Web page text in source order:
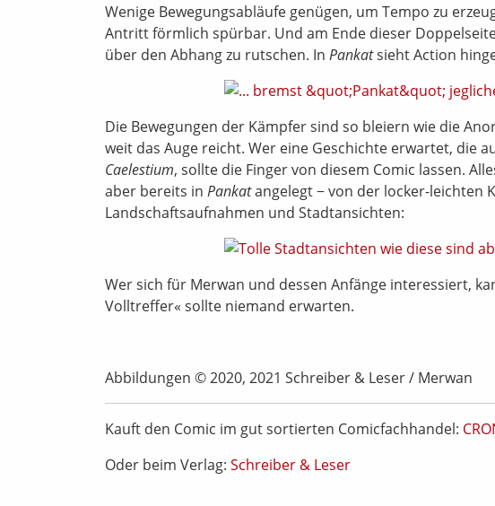
Wenige Bewegungsabläufe genügen, um Tempo zu
Antritt förmlich spürbar. Und am Ende dieser
über den Abhang zu rutschen. In Pankatsieht Action
Die Bewegungen der Kämpfer sind so bleiern wie die
weit das Auge reicht. Wer eine Geschichte erwartet, die
Caelestium, sollte die Finger von diesem Comic lassen.
aber bereits in Pankatangelegt − von der locker-leichten
Landschaftsaufnahmen und Stadtansichten:
Wer sich für Merwan und dessen Anfänge interessiert,
Volltreffer« sollte niemand erwarten.
Abbildungen © 2020, 2021 Schreiber & Leser / Merwan
Kauft den Comic im gut sortierten Comicfachhandel:
Oder beim Verlag: Schreiber & Leser